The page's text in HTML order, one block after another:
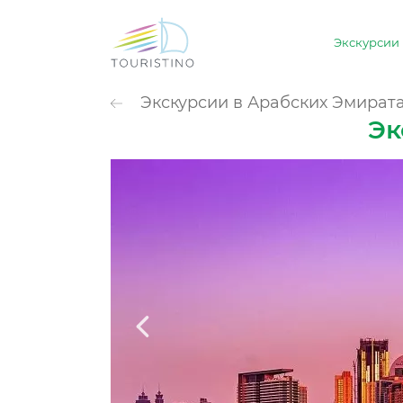
Экскурсии
Экскурсии в Арабских Обзорные